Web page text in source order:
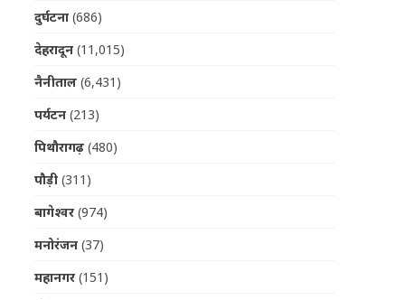
दुर्घटना(686)
देहरादून(11,015)
नैनीताल(6,431)
पर्यटन(213)
पिथौरागढ़(480)
पौड़ी(311)
बागेश्वर(974)
मनोरंजन(37)
महानगर(151)